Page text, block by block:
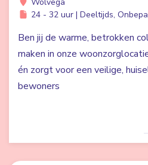
24 - 32 uur | Deeltijds,
Ben jij de warme, betrokken
maken in onze
én zorgt voor een veilige,
bewoners